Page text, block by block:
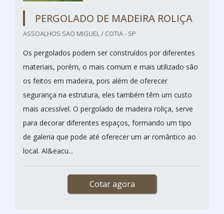
PERGOLADO DE MADEIRA ROLIÇA
ASSOALHOS SAO MIGUEL / COTIA - SP
Os pergolados podem ser construídos por diferentes
materiais, porém, o mais comum e mais utilizado são
os feitos em madeira, pois além de oferecer
segurança na estrutura, eles também têm um custo
mais acessível. O pergolado de madeira roliça, serve
para decorar diferentes espaços, formando um tipo
de galeria que pode até oferecer um ar romântico ao
local. Al&eacu...
Cotar agora